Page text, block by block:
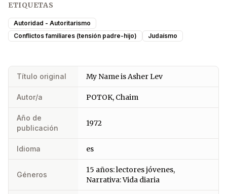
ETIQUETAS
Autoridad - Autoritarismo
Conflictos familiares (tensión padre-hijo)
Judaísmo
Título original My Name is Asher Lev
Autor/a POTOK, Chaim
Año de
publicación
1972
Idioma es
Géneros
15 años: lectores jóvenes,
Narrativa: Vida diaria